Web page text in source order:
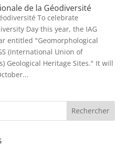
de la Géodiversité
To celebrate
Day this year, the IAG
entitled "Geomorphological
(International Union of
Geological Heritage Sites." It will